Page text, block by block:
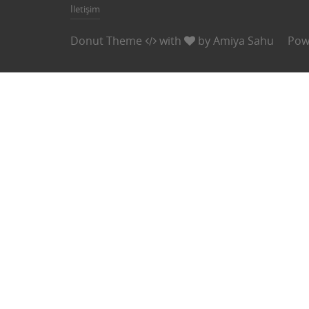
İletişim
Donut Theme with byAmiya Sahu